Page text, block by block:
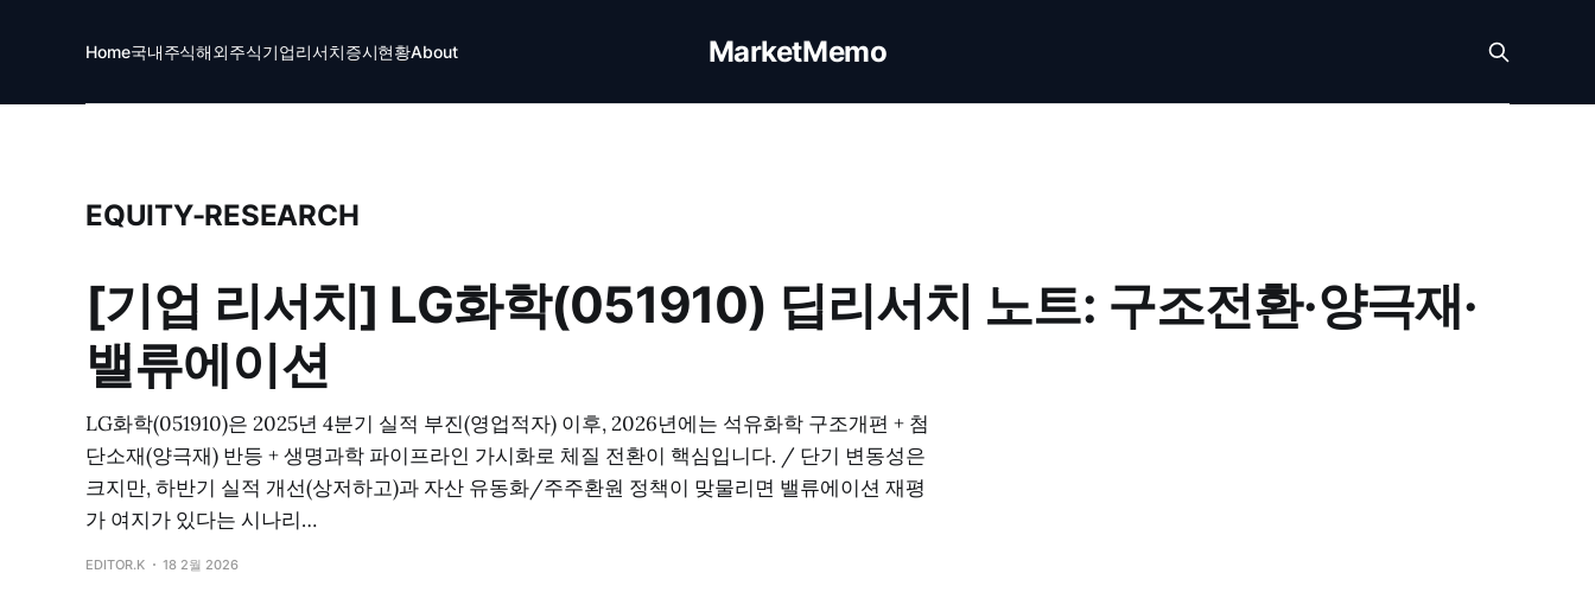
MarketMemo
Home국내주식해외주식기업리서치증시현황About
EQUITY-RESEARCH
[기업 리서치] LG화학(051910) 딥리서치 노트: 구조전환·양극재·
밸류에이션
LG화학(051910)은 2025년 4분기 실적 부진(영업적자) 이후, 2026년에는 석유화학 구조개편 + 첨
단소재(양극재) 반등 + 생명과학 파이프라인 가시화로 체질 전환이 핵심입니다. / 단기 변동성은
크지만, 하반기 실적 개선(상저하고)과 자산 유동화/주주환원 정책이 맞물리면 밸류에이션 재평
가 여지가 있다는 시나리…
EDITOR.K 18 2월 2026